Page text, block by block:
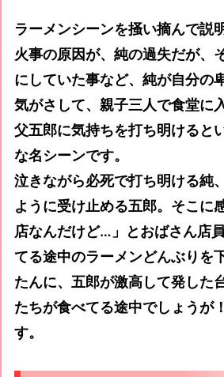
ラーメンシーンを掻い摘んで説
火事の原因が、純の過失だが、
にしていた事など、純が自分の
気がさして、親子三人で食堂に
父五郎に気持ちを打ち明けると
な名シーンです。
泣きながら必死で打ち明ける純
ように受け止める五郎。そこに
店なんだけど…」とおばさん店
てる途中のラーメンどんぶりを
たんに、五郎が激高して発した
たちが食べてる途中でしょうが
す。